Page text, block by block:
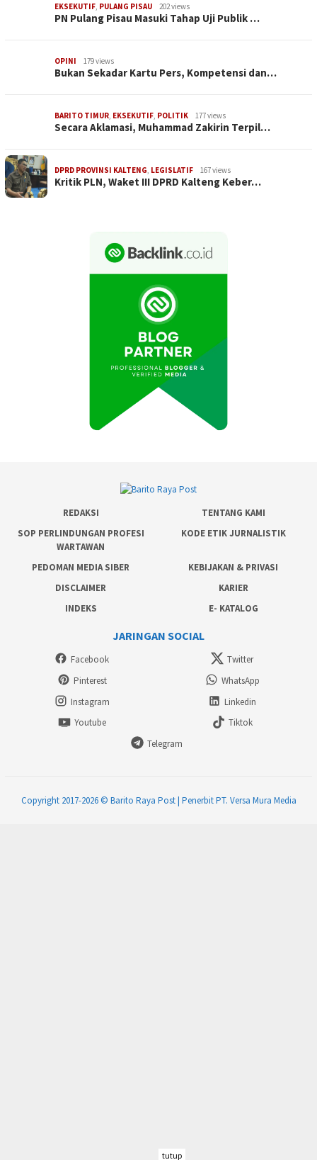
EKSEKUTIF PULANG PISAU 202 views
PN Pulang Pisau Masuki Tahap Uji Publik …
OPINI 179 views
Bukan Sekadar Kartu Pers, Kompetensi dan…
BARITO TIMUR EKSEKUTIF POLITIK 177 views
Secara Aklamasi, Muhammad Zakirin Terpil…
DPRD PROVINSI KALTENG LEGISLATIF 167 views
Kritik PLN, Waket III DPRD Kalteng Keber…
REDAKSI
TENTANG KAMI
SOP PERLINDUNGAN PROFESI
WARTAWAN
KODE ETIK JURNALISTIK
PEDOMAN MEDIA SIBER
KEBIJAKAN & PRIVASI
DISCLAIMER
KARIER
INDEKS
E- KATALOG
JARINGAN SOCIAL
Facebook
Twitter
Pinterest
WhatsApp
Instagram
Linkedin
Youtube
Tiktok
Telegram
Copyright 2017-2026 © Barito Raya Post | Penerbit PT. Versa Mura Media
tutup